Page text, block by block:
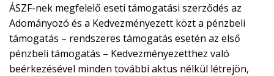
ÁSZF-nek megfelelő eseti támogatási szerződés az
Adományozó és a Kedvezményezett közt a pénzbeli
támogatás – rendszeres támogatás esetén az első
pénzbeli támogatás – Kedvezményezetthez való
beérkezésével minden további aktus nélkül létrejön,